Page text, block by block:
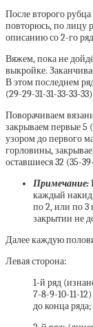
После второго
повторюсь, по лицу
описанию со 2-го
Вяжем, пока не
выкройке.
В этом последнем
(29-29-31-31-33-33-
Поворачиваем
закрываем первые 5
узором до первого
горловины,
оставшиеся 32 (35-
Примечание:
каждый накид
по 2, или по 3
закрытии не
Далее каждую
Левая сторона:
1-й ряд
7-8-9-10-11-
до конца ряда;